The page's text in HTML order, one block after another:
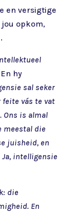
en versigtige
opkom,
hy
sal seker
feite vás te vat
Ons is almal
meestal die
juisheid, en
intelligensie
die
En